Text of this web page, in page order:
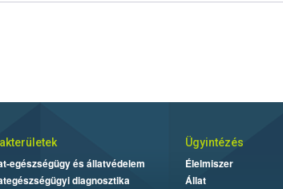
egészségügy és állatvédelem
diagnosztika
Ügyintézés
Élelmiszer
Állat